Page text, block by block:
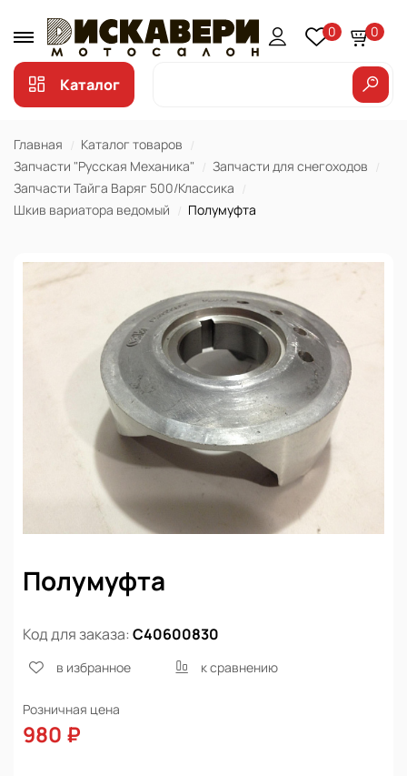
0 0
Каталог
Главная
Каталог товаров
Запчасти "Русская Механика"
Запчасти для снегоходов
Запчасти Тайга Варяг 500/Классика
Шкив вариатора ведомый
Полумуфта
Полумуфта
Код для заказа: С40600830
в избранное к сравнению
Розничная цена
980 ₽